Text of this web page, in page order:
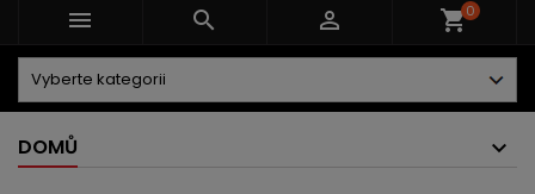
   shopping_cart0
DOMŮ